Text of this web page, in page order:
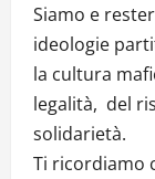
Siamo e
ideologie
la cultura
legalità, del
solidarietà.
Ti ricordiamo